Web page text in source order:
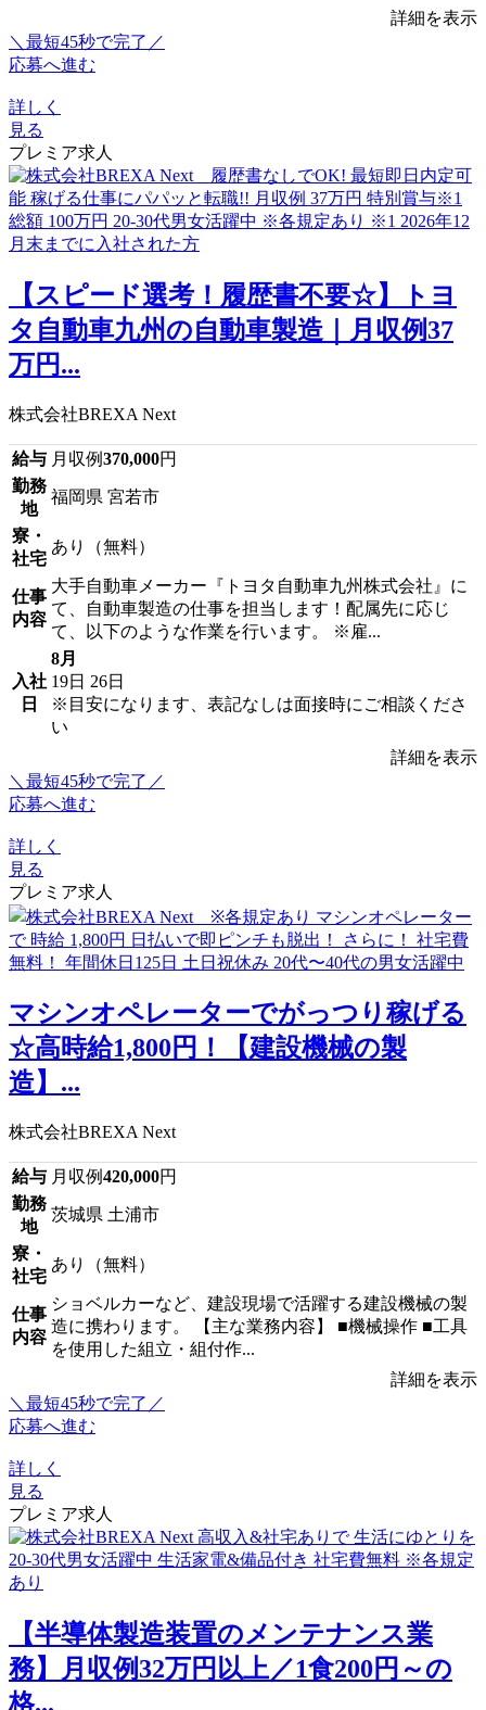
詳細を表示
＼最短45秒で完了／
応募へ進む
詳しく
見る
プレミア求人
【スピード選考！履歴書不要☆】トヨ
タ自動車九州の自動車製造｜月収例37
万円...
株式会社BREXA Next
給与 月収例370,000円
勤務
地
福岡県 宮若市
寮・
社宅
あり（無料）
仕事
内容
大手自動車メーカー『トヨタ自動車九州株式会社』に
て、自動車製造の仕事を担当します！配属先に応じ
て、以下のような作業を行います。 ※雇...
入社
日
8月
19日 26日
※目安になります、表記なしは面接時にご相談くださ
い
詳細を表示
＼最短45秒で完了／
応募へ進む
詳しく
見る
プレミア求人
マシンオペレーターでがっつり稼げる
☆高時給1,800円！【建設機械の製
造】...
株式会社BREXA Next
給与 月収例420,000円
勤務
地
茨城県 土浦市
寮・
社宅
あり（無料）
仕事
内容
ショベルカーなど、建設現場で活躍する建設機械の製
造に携わります。 【主な業務内容】 ■機械操作 ■工具
を使用した組立・組付作...
詳細を表示
＼最短45秒で完了／
応募へ進む
詳しく
見る
プレミア求人
【半導体製造装置のメンテナンス業
務】月収例32万円以上／1食200円～の
格...